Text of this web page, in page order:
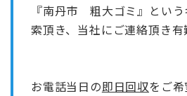
『南丹市 粗大ゴミ』 とい
索頂き、当社にご連絡頂き有
お電話当日の即日回収をご